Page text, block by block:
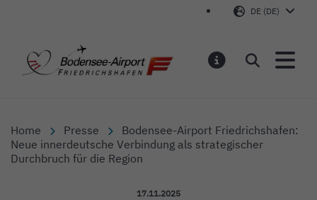
DE (DE)
Bodensee-Airport
Suchen
Home Presse
Bodensee-Airport Friedrichshafen:
Neue innerdeutsche Verbindung als strategischer
Durchbruch für die Region
Veröffentlicht am:
17.11.2025